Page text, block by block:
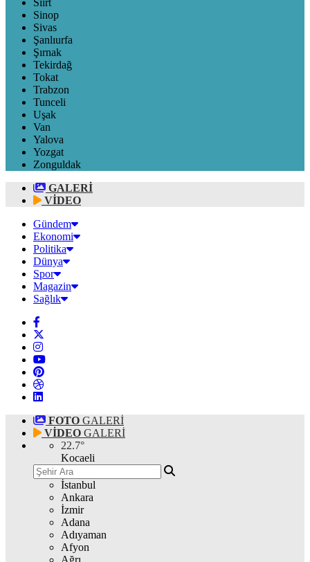
Siirt
Sinop
Sivas
Şanlıurfa
Şırnak
Tekirdağ
Tokat
Trabzon
Tunceli
Uşak
Van
Yalova
Yozgat
Zonguldak
GALERİ
VİDEO
Gündem
Ekonomi
Politika
Dünya
Spor
Magazin
Sağlık
FOTO GALERİ
VİDEO GALERİ
22.7°
Kocaeli
İstanbul
Ankara
İzmir
Adana
Adıyaman
Afyon
Ağrı